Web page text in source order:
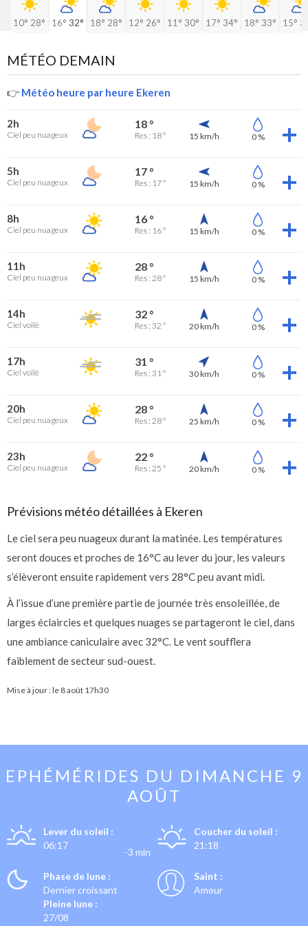
10° 28° 16° 32° 18° 28° 12° 26° 11° 30° 17° 34° 18° 33° 15°
MÉTÉO DEMAIN
👉 Météo heure par heure Ekeren
2h
Ciel peu nuageux
18 °
Res : 18 ° 15 km/h 0 %
5h
Ciel peu nuageux
17 °
Res : 17 ° 15 km/h 0 %
8h
Ciel peu nuageux
16 °
Res : 16 ° 15 km/h 0 %
11h
Ciel peu nuageux
28 °
Res : 28 ° 15 km/h 0 %
14h
Ciel voilé
32 °
Res : 32 ° 20 km/h 0 %
17h
Ciel voilé
31 °
Res : 31 ° 30 km/h 0 %
20h
Ciel peu nuageux
28 °
Res : 28 ° 25 km/h 0 %
23h
Ciel peu nuageux
22 °
Res : 25 ° 20 km/h 0 %
Prévisions météo détaillées à Ekeren
Le ciel sera peu nuageux durant la matinée. Les températures
seront douces et proches de 16°C au lever du jour, les valeurs
s’élèveront ensuite rapidement vers 28°C peu avant midi.
À l’issue d’une première partie de journée très ensoleillée, de
larges éclaircies et quelques nuages se partageront le ciel, dans
une ambiance caniculaire avec 32°C. Le vent soufflera
faiblement de secteur sud-ouest.
Mise à jour : le 8 août 17h30
EPHÉMÉRIDES DU DIMANCHE 9
AOÛT
Lever du soleil :
06:17
-3 min
Coucher du soleil :
21:18
Phase de lune :
Dernier croissant
Pleine lune :
27/08
Saint :
Amour